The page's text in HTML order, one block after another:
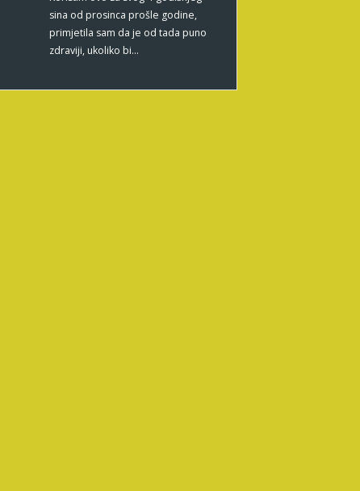
sina od prosinca prošle godine,
primjetila sam da je od tada puno
zdraviji, ukoliko bi…